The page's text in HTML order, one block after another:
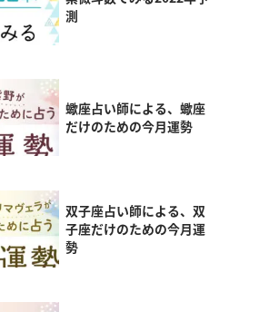
測
蠍座占い師による、蠍座
だけのための今月運勢
双子座占い師による、双
子座だけのための今月運
勢